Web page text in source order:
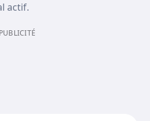
actif.
PUBLICITÉ